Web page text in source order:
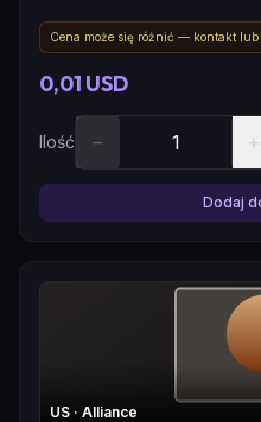
Cena może się różnić — kontakt lub
0,01 USD
Ilość − +
Dodaj
US · Alliance